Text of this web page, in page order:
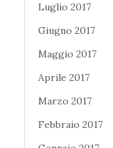
Luglio 2017
Giugno 2017
Maggio 2017
Aprile 2017
Marzo 2017
Febbraio 2017